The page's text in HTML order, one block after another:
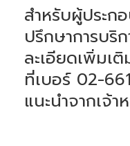
สำหรับผู้ประก
ปรึกษาการบริ
ละเอียดเพิ่มเติ
ที่เบอร์ 02-
แนะนำจากเจ้